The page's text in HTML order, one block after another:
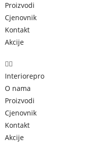
Proizvodi
Cjenovnik
Kontakt
Akcije
Interiorepro
O nama
Proizvodi
Cjenovnik
Kontakt
Akcije